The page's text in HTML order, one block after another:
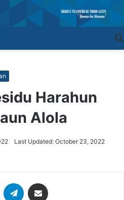
Harahun
Alola
Last Updated: October 23, 2022